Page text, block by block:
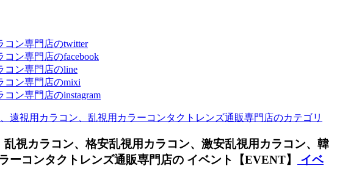
ン専門店のtwitter
ン専門店のfacebook
コン専門店のline
コン専門店のmixi
ン専門店のinstagram
視用カラコン、乱視用カラーコンタクトレンズ通販専門店のカテゴリ
乱視カラコン、格安乱視用カラコン、激安乱視用カラコン、韓
コンタクトレンズ通販専門店の イベント【EVENT】
イベ